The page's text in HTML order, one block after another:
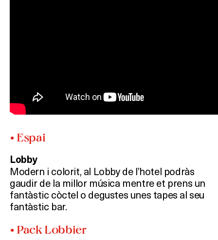
• Espai
Lobby
Modern i colorit, al Lobby de l’hotel podràs
gaudir de la millor música mentre et prens un
fantàstic còctel o degustes unes tapes al seu
fantàstic bar.
• Pack Lobbier